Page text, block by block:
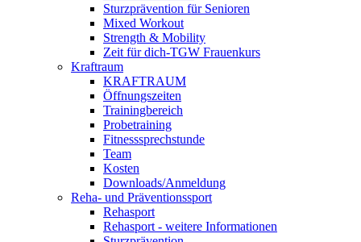
Sturzprävention für Senioren
Mixed Workout
Strength & Mobility
Zeit für dich-TGW Frauenkurs
Kraftraum
KRAFTRAUM
Öffnungszeiten
Trainingbereich
Probetraining
Fitnesssprechstunde
Team
Kosten
Downloads/Anmeldung
Reha- und Präventionssport
Rehasport
Rehasport - weitere Informationen